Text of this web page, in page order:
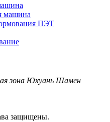
машина
ПЭТ
зона Юхуань Шамен
защищены.